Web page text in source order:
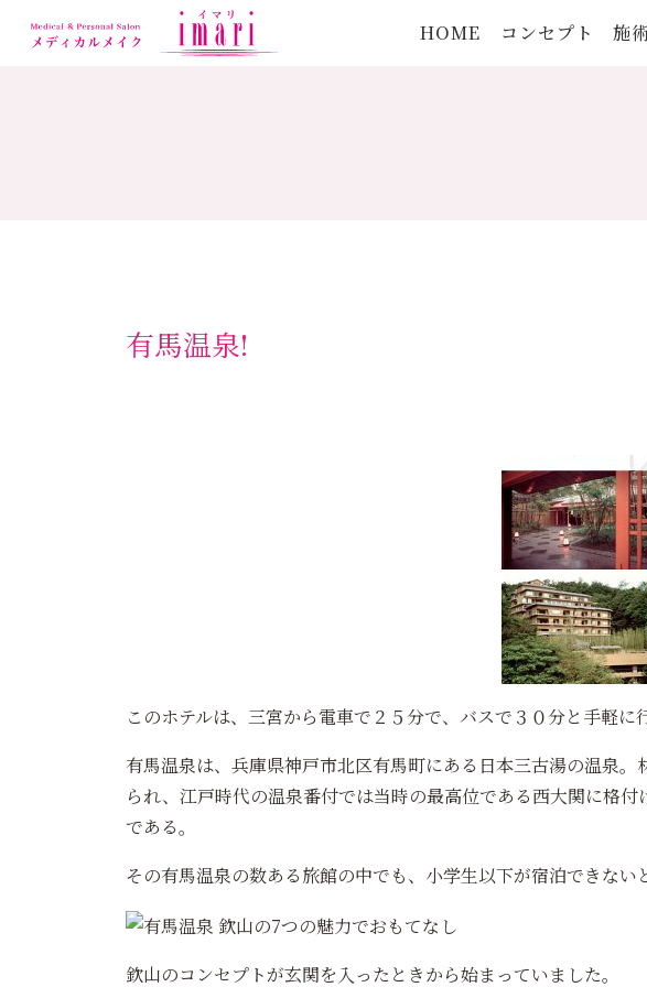
HOME コンセプト 施
有馬温泉!
このホテルは、三宮から電車で２５分で、バスで３０分と手軽に
有馬温泉は、兵庫県神戸市北区有馬町にある日本三古湯の温泉
られ、江戸時代の温泉番付では当時の最高位である西大関に格
である。
その有馬温泉の数ある旅館の中でも、小学生以下が宿泊できない
欽山のコンセプトが玄関を入ったときから始まっていました。